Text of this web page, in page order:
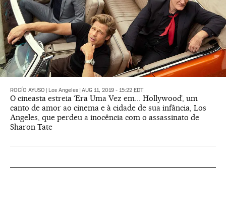
ROCÍO AYUSO Los Angeles AUG 11, 2019 - 15:22 EDT
O cineasta estreia ‘Era Uma Vez em... Hollywood’, um
canto de amor ao cinema e à cidade de sua infância, Los
Angeles, que perdeu a inocência com o assassinato de
Sharon Tate